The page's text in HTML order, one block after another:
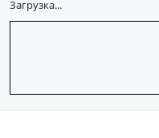
Загрузка...